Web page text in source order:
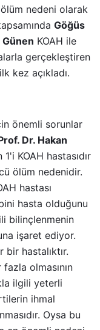
nedeni olarak
Göğüs
Günen KOAH ile
gerçekleştiren
kez açıkladı.
önemli sorunlar
Dr. Hakan
KOAH hastasıdır
ölüm nedenidir.
hastası
hasta olduğunu
bilinçlenmenin
işaret ediyor.
hastalıktır.
fazla olmasının
ilgili yeterli
ihmal
Oysa bu